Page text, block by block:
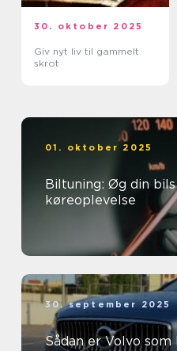
30. oktober 2025
Giv nyt liv til gammelt
skrot
01. oktober 2025
Biltuning: Øg din
køreoplevelse
30. september 2025
Sådan er Volvo